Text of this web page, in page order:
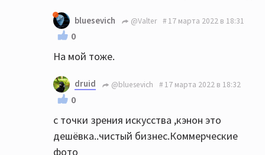
bluesevich @Valter 17 марта 2022 в 18:31
0
На мой тоже.
druid @bluesevich 17 марта 2022 в 18:32
0
с точки зрения искусства ,кэнон это
дешёвка..чистый бизнес.Коммерческие
фото